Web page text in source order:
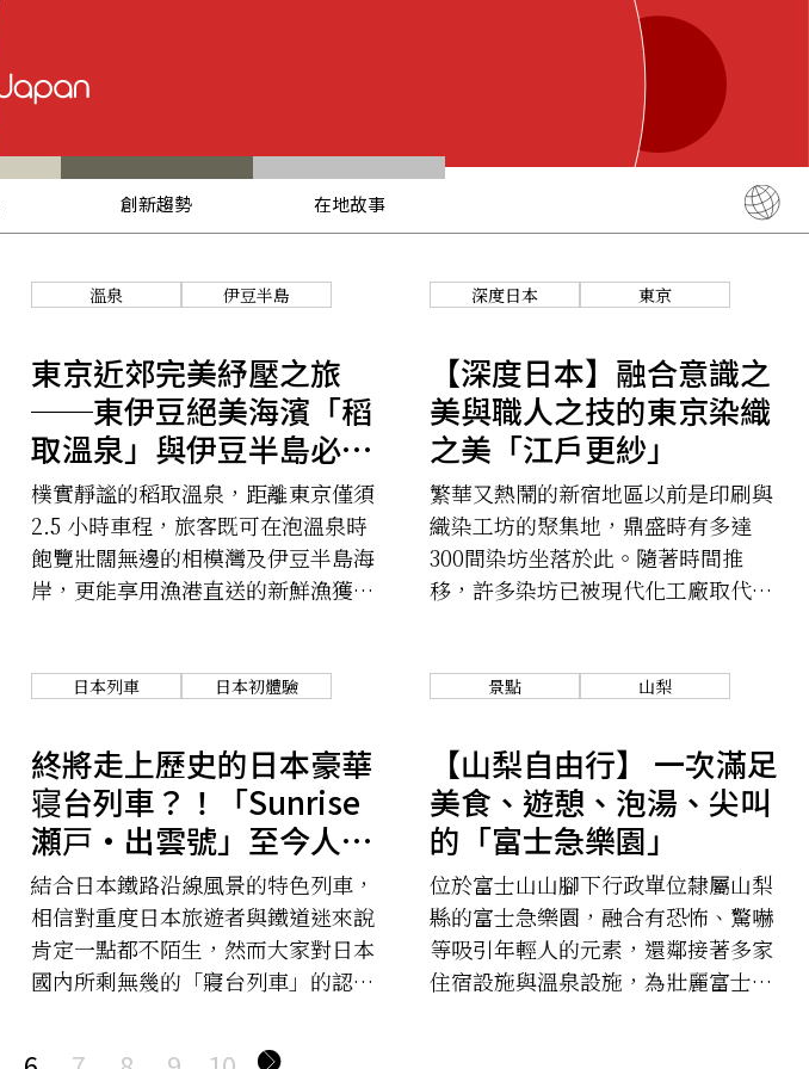
創新趨勢 在地故事
简体中文
ภาษาไทย
한국어
日本語
溫泉 伊豆半島
東京近郊完美紓壓之旅
──東伊豆絕美海濱「稻
取溫泉」與伊豆半島必遊
景點
樸實靜謐的稻取溫泉，距離東京僅須
2.5 小時車程，旅客既可在泡溫泉時
飽覽壯闊無邊的相模灣及伊豆半島海
岸，更能享用漁港直送的新鮮漁獲及
深度日本 東京
【深度日本】融合意識之
美與職人之技的東京染織
之美「江戶更紗」
繁華又熱鬧的新宿地區以前是印刷與
織染工坊的聚集地，鼎盛時有多達
300間染坊坐落於此。隨著時間推
移，許多染坊已被現代化工廠取代，
日本列車 日本初體驗
終將走上歷史的日本豪華
寝台列車？！「Sunrise
瀬戸・出雲號」至今人氣
不減的秘密！
結合日本鐵路沿線風景的特色列車，
相信對重度日本旅遊者與鐵道迷來說
肯定一點都不陌生，然而大家對日本
國內所剩無幾的「寢台列車」的認識
景點 山梨
【山梨自由行】 一次滿足
美食、遊憩、泡湯、尖叫
的「富士急樂園」
位於富士山山腳下行政單位隸屬山梨
縣的富士急樂園，融合有恐怖、驚嚇
等吸引年輕人的元素，還鄰接著多家
住宿設施與溫泉設施，為壯麗富士山